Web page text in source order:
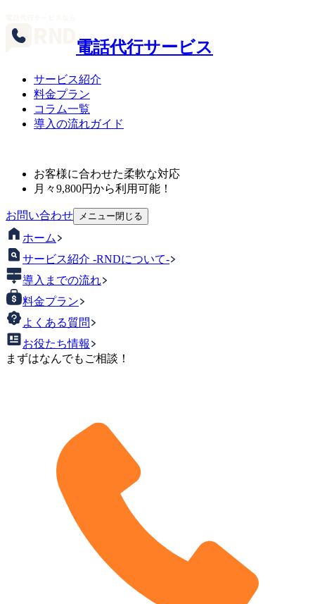
電話代行サービス
サービス紹介
料金プラン
コラム一覧
導入の流れガイド
お客様に合わせた柔軟な対応
月々9,800円から利用可能！
お問い合わせ メニュー閉じる
ホーム
サービス紹介 -RNDについて-
導入までの流れ
料金プラン
よくある質問
お役たち情報
まずはなんでもご相談！